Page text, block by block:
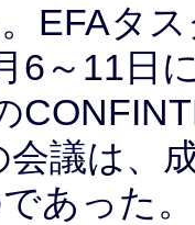
EFAタ
6～11日
議は、
あった